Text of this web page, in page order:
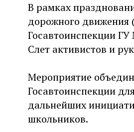
В рамках
дорожного
Госавтоинспекции
Слет активистов и
Мероприятие
Госавтоинспекции
дальнейших
школьников.